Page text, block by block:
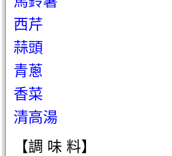
西芹
蒜頭
青蔥
香菜
清高湯
【調 味 料】